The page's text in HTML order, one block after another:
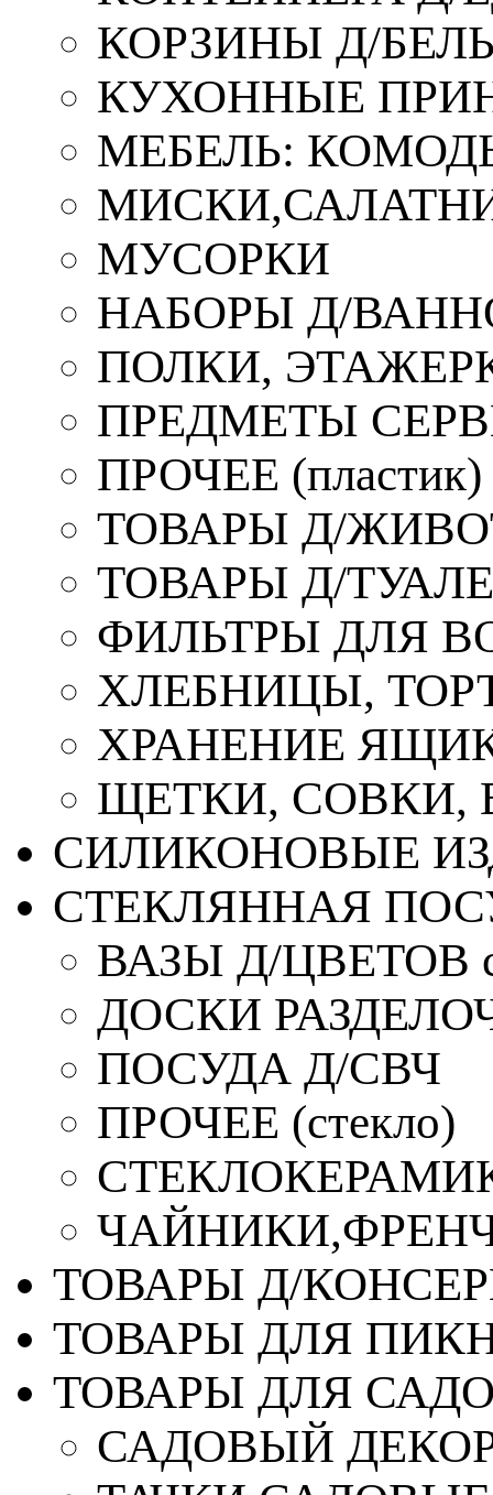
КОРЗИНЫ Д/
КУХОННЫЕ
МЕБЕЛЬ:
МУСОРКИ
НАБОРЫ Д/
ПОЛКИ,
ПРЕДМЕТЫ
ПРОЧЕЕ (пластик)
ТОВАРЫ Д/
ТОВАРЫ Д/
ФИЛЬТРЫ ДЛЯ
ХЛЕБНИЦЫ,
ХРАНЕНИЕ
ЩЕТКИ, СОВКИ,
СИЛИКОНОВЫЕ
СТЕКЛЯННАЯ
ВАЗЫ Д/ЦВЕТОВ
ДОСКИ
ПОСУДА Д/СВЧ
ПРОЧЕЕ (стекло)
ТОВАРЫ Д/
ТОВАРЫ ДЛЯ
ТОВАРЫ ДЛЯ
САДОВЫЙ